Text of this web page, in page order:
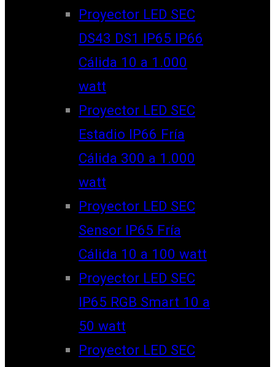
Proyector LED SEC
DS43 DS1 IP65 IP66
Cálida 10 a 1.000
watt
Proyector LED SEC
Estadio IP66 Fría
Cálida 300 a 1.000
watt
Proyector LED SEC
Sensor IP65 Fría
Cálida 10 a 100 watt
Proyector LED SEC
IP65 RGB Smart 10 a
50 watt
Proyector LED SEC